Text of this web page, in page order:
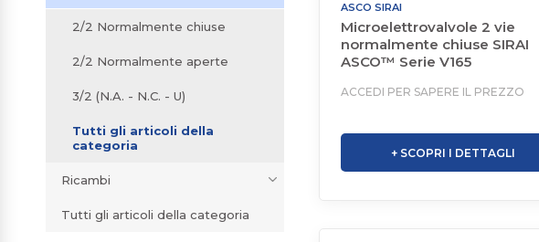
2/2 Normalmente chiuse
2/2 Normalmente aperte
3/2 (N.A. - N.C. - U)
Tutti gli articoli della
categoria
Ricambi
Tutti gli articoli della categoria
ASCO SIRAI
Microelettrovalvole 2 vie
normalmente chiuse SIRAI
ASCO™ Serie V165
ACCEDI PER SAPERE IL PREZZO
+ SCOPRI I DETTAGLI